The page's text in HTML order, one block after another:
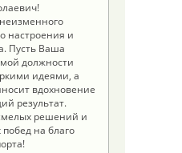
настроения и
Пусть Ваша
должности
идеями, а
вдохновение
результат.
решений и
на благо